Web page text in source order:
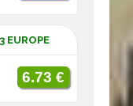
EUROPE
6.73 €